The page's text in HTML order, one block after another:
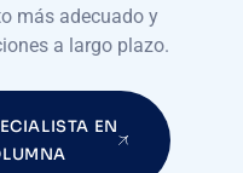
más adecuado y
a largo plazo.
EN